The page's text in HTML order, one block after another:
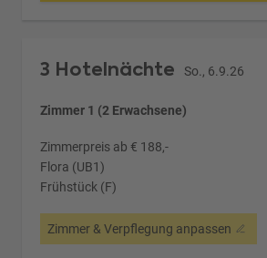
3 Hotelnächte So., 6.9.26
Zimmer 1 (2 Erwachsene)
Zimmerpreis ab € 188,-
Flora (UB1)
Frühstück (F)
Zimmer & Verpflegung anpassen